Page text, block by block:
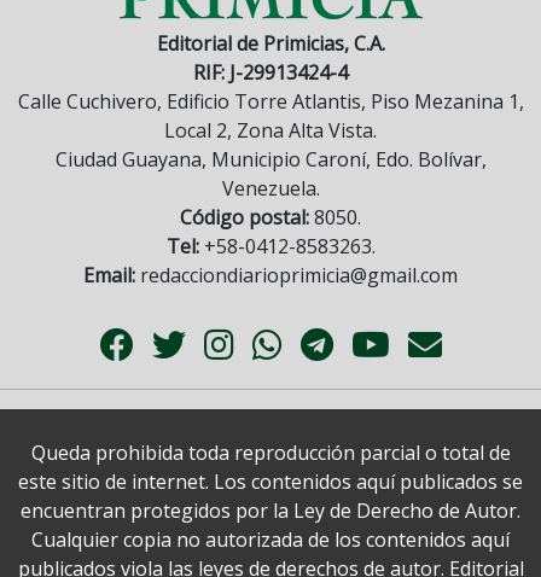
Editorial de Primicias, C.A.
RIF: J-29913424-4
Calle Cuchivero, Edificio Torre Atlantis, Piso Mezanina 1,
Local 2, Zona Alta Vista.
Ciudad Guayana, Municipio Caroní, Edo. Bolívar,
Venezuela.
Código postal:8050.
Tel:+58-0412-8583263.
Email: redacciondiarioprimicia@gmail.com
Queda prohibida toda reproducción parcial o total de
este sitio de internet. Los contenidos aquí publicados se
encuentran protegidos por la Ley de Derecho de Autor.
Cualquier copia no autorizada de los contenidos aquí
publicados viola las leyes de derechos de autor. Editorial